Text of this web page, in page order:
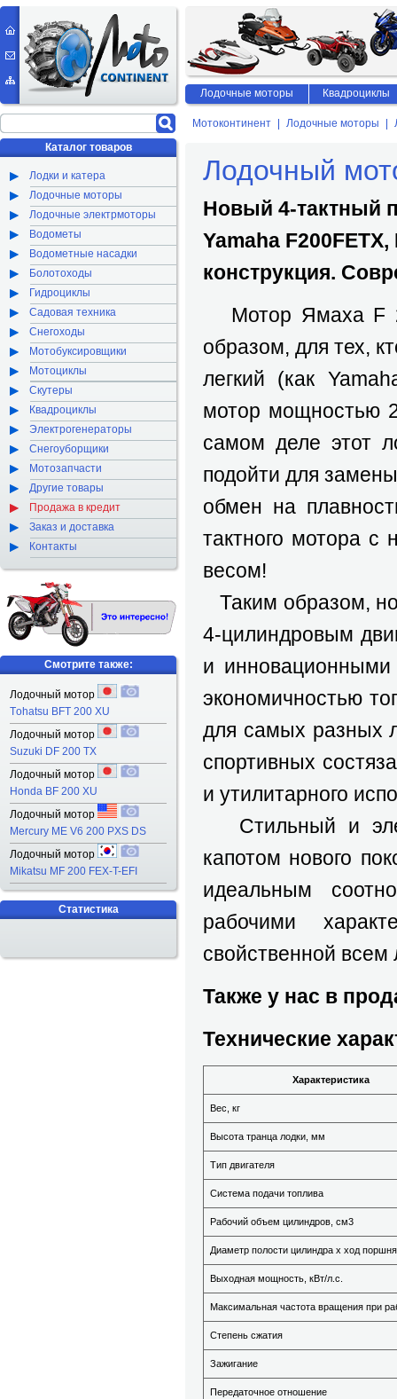
Мотоконтинент Лодочные моторы
Лодочный
Новый 4-тактный
Yamaha
конструкция.
Мотор Ямаха F
образом, для тех,
легкий (как
мотор мощностью
самом деле этот
подойти для
обмен на
тактного мотора
весом!
Таким образом,
4-цилиндровым
и
экономичностью
для самых разных
спортивных
и утилитарного
Стильный и
капотом нового
идеальным
рабочими
свойственной
Также у нас в
Технические
Характеристика
Вес, кг
Высота транца лодки, мм
Тип двигателя
Система подачи топлива
Рабочий объем цилиндров, см3
Диаметр полости цилиндра х ход
Выходная мощность, кВт/л.с.
Максимальная частота вращения при
Степень сжатия
Зажигание
Передаточное отношение
Каталог товаров
Лодки и катера
Лодочные моторы
Лодочные электрмоторы
Водометы
Водометные насадки
Болотоходы
Гидроциклы
Садовая техника
Снегоходы
Мотобуксировщики
Мотоциклы
Скутеры
Квадроциклы
Электрогенераторы
Снегоуборщики
Мотозапчасти
Другие товары
Продажа в кредит
Заказ и доставка
Контакты
Смотрите также:
Лодочный мотор
Тohatsu BFT 200 XU
Лодочный мотор
Suzuki DF 200 TX
Лодочный мотор
Honda BF 200 XU
Лодочный мотор
Mercury ME V6 200 PXS DS
Лодочный мотор
Mikatsu MF 200 FEX-T-EFI
Статистика
Лодочные моторы Квадроциклы